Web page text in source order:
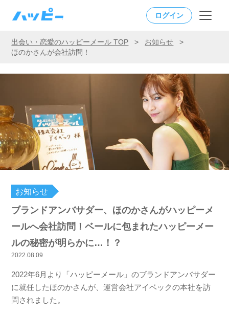
ログイン
出会い・恋愛のハッピーメール TOP > お知らせ
>
ほのかさんが会社訪問！
お知らせ
ブランドアンバサダー、ほのかさんがハッピーメ
ールへ会社訪問！ベールに包まれたハッピーメー
ルの秘密が明らかに…！？
2022.08.09
2022年6月より「ハッピーメール」のブランドアンバサダー
に就任したほのかさんが、運営会社アイベックの本社を訪
問されました。